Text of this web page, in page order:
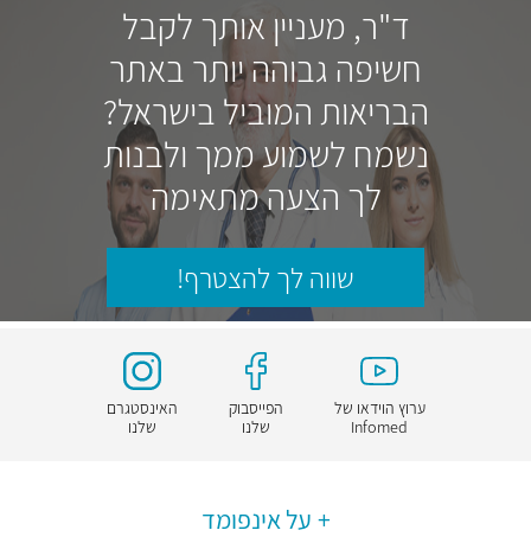
ד"ר, מעניין אותך לקבל
חשיפה גבוהה יותר באתר
הבריאות המוביל בישראל?
נשמח לשמוע ממך ולבנות
לך הצעה מתאימה
שווה לך להצטרף!
ערוץ הוידאו של
Infomed
הפייסבוק
שלנו
האינסטגרם
שלנו
על אינפומד